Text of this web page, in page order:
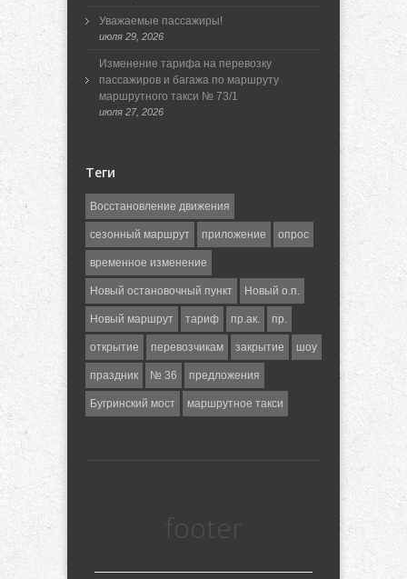
Уважаемые пассажиры!
июля 29, 2026
Изменение тарифа на перевозку
пассажиров и багажа по маршруту
маршрутного такси № 73/1
июля 27, 2026
Теги
Восстановление движения
сезонный маршрут приложение опрос
временное изменение
Новый остановочный пункт Новый о.п.
Новый маршрут тариф пр.ак. пр.
открытие перевозчикам закрытие шоу
праздник № 36 предложения
Бугринский мост маршрутное такси
footer